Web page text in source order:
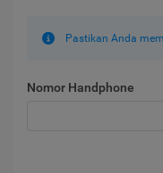
Pastikan Anda
Nomor Handphone